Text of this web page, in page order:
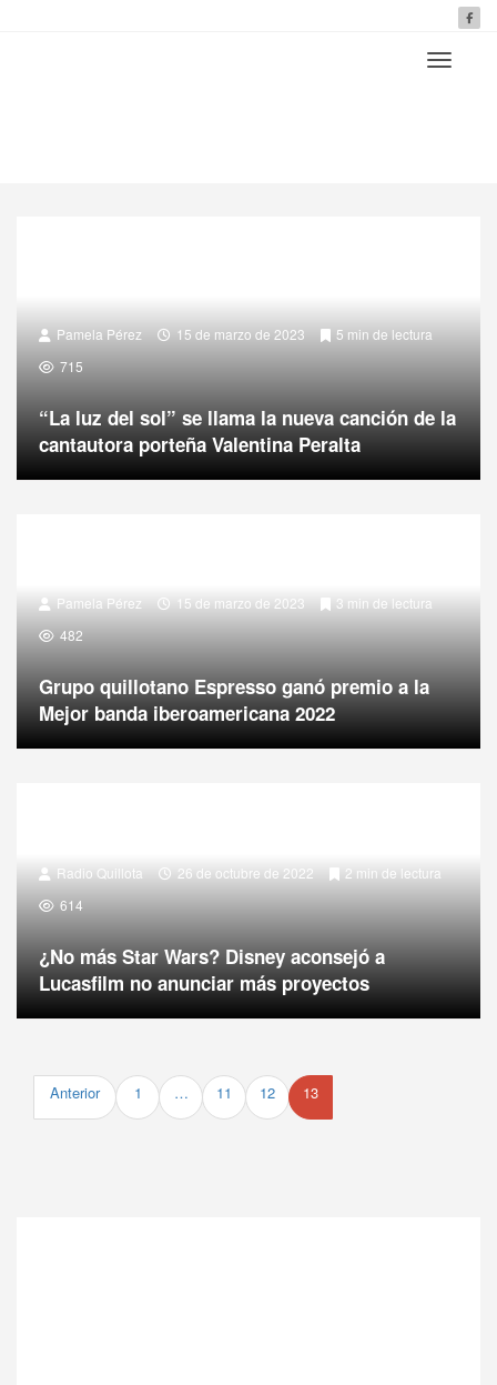
Pamela Pérez 15 de marzo de 2023
5 min de lectura
715
“La luz del sol” se llama la nueva canción de la
cantautora porteña Valentina Peralta
Pamela Pérez 15 de marzo de 2023
3 min de lectura
482
Grupo quillotano Espresso ganó premio a la
Mejor banda iberoamericana 2022
Radio Quillota 26 de octubre de 2022
2 min de lectura
614
¿No más Star Wars? Disney aconsejó a
Lucasfilm no anunciar más proyectos
Anterior 1 … 11 12 13